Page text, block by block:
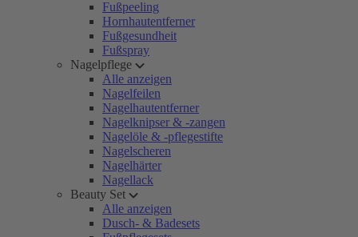
Fußpeeling
Hornhautentferner
Fußgesundheit
Fußspray
Nagelpflege
Alle anzeigen
Nagelfeilen
Nagelhautentferner
Nagelknipser & -zangen
Nagelöle & -pflegestifte
Nagelscheren
Nagelhärter
Nagellack
Beauty Set
Alle anzeigen
Dusch- & Badesets